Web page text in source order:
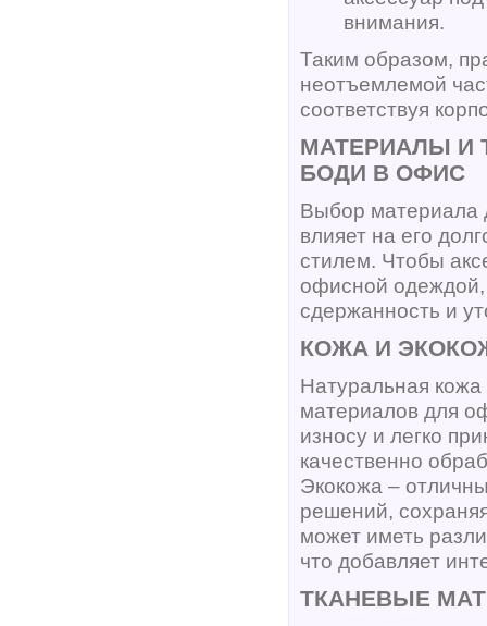
внимания.
Таким образом,
неотъемлемой
соответствуя
МАТЕРИАЛЫ И
БОДИ В ОФИС
Выбор материала
влияет на его
стилем. Чтобы
офисной одеждой,
сдержанность и
КОЖА И
Натуральная
материалов для
износу и легко
качественно
Экокожа –
решений,
может иметь
что добавляет
ТКАНЕВЫЕ